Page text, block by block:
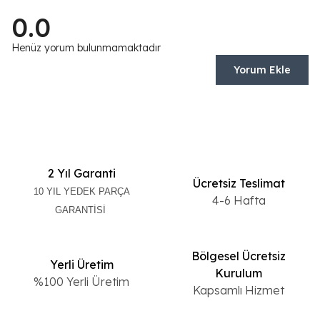
0.0
Henüz yorum bulunmamaktadır
Yorum Ekle
2 Yıl Garanti
10 YIL YEDEK PARÇA
GARANTİSİ
Ücretsiz Teslimat
4-6 Hafta
Yerli Üretim
%100 Yerli Üretim
Bölgesel Ücretsiz
Kurulum
Kapsamlı Hizmet